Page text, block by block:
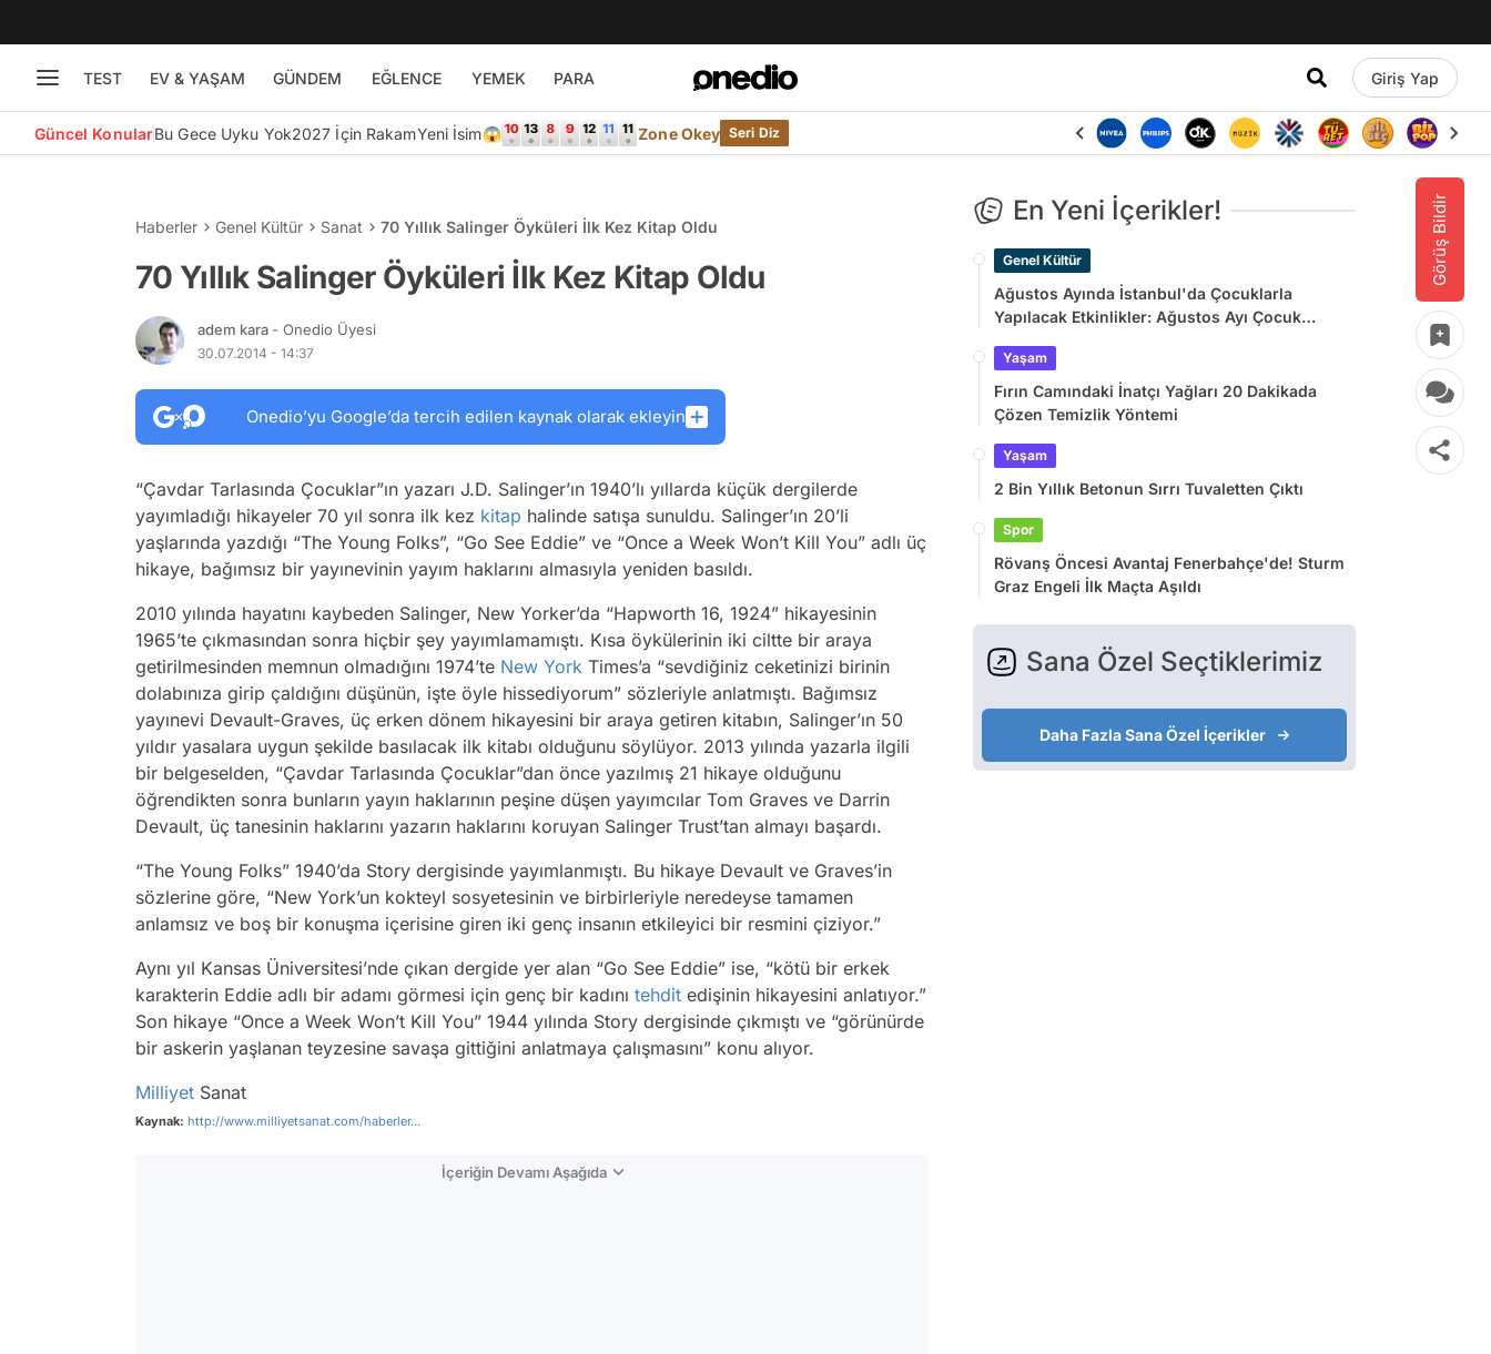
TEST EV & YAŞAM GÜNDEM EĞLENCE YEMEK PARA Giriş Yap
Güncel KonularBu Gece Uyku Yok2027 İçin RakamYeni İsim😱 Zone Okey Seri Diz
Görüş Bildir
Haberler Genel Kültür Sanat 70 Yıllık Salinger Öyküleri İlk Kez Kitap Oldu
70 Yıllık Salinger Öyküleri İlk Kez Kitap Oldu
adem kara - Onedio Üyesi
30.07.2014 - 14:37
Onedio’yu Google’da tercih edilen kaynak olarak ekleyin
“Çavdar Tarlasında Çocuklar”ın yazarı J.D. Salinger’ın 1940’lı yıllarda küçük dergilerde
yayımladığı hikayeler 70 yıl sonra ilk kez kitap halinde satışa sunuldu. Salinger’ın 20’li
yaşlarında yazdığı “The Young Folks”, “Go See Eddie” ve “Once a Week Won’t Kill You” adlı üç
hikaye, bağımsız bir yayınevinin yayım haklarını almasıyla yeniden basıldı.
2010 yılında hayatını kaybeden Salinger, New Yorker’da “Hapworth 16, 1924” hikayesinin
1965’te çıkmasından sonra hiçbir şey yayımlamamıştı. Kısa öykülerinin iki ciltte bir araya
getirilmesinden memnun olmadığını 1974’te New York Times’a “sevdiğiniz ceketinizi birinin
dolabınıza girip çaldığını düşünün, işte öyle hissediyorum” sözleriyle anlatmıştı. Bağımsız
yayınevi Devault-Graves, üç erken dönem hikayesini bir araya getiren kitabın, Salinger’ın 50
yıldır yasalara uygun şekilde basılacak ilk kitabı olduğunu söylüyor. 2013 yılında yazarla ilgili
bir belgeselden, “Çavdar Tarlasında Çocuklar”dan önce yazılmış 21 hikaye olduğunu
öğrendikten sonra bunların yayın haklarının peşine düşen yayımcılar Tom Graves ve Darrin
Devault, üç tanesinin haklarını yazarın haklarını koruyan Salinger Trust’tan almayı başardı.
“The Young Folks” 1940’da Story dergisinde yayımlanmıştı. Bu hikaye Devault ve Graves’in
sözlerine göre, “New York’un kokteyl sosyetesinin ve birbirleriyle neredeyse tamamen
anlamsız ve boş bir konuşma içerisine giren iki genç insanın etkileyici bir resmini çiziyor.”
Aynı yıl Kansas Üniversitesi’nde çıkan dergide yer alan “Go See Eddie” ise, “kötü bir erkek
karakterin Eddie adlı bir adamı görmesi için genç bir kadını tehdit edişinin hikayesini anlatıyor.”
Son hikaye “Once a Week Won’t Kill You” 1944 yılında Story dergisinde çıkmıştı ve “görünürde
bir askerin yaşlanan teyzesine savaşa gittiğini anlatmaya çalışmasını” konu alıyor.
Milliyet Sanat
Kaynak: http://www.milliyetsanat.com/haberler...
İçeriğin Devamı Aşağıda
En Yeni İçerikler!
Genel Kültür
Ağustos Ayında İstanbul'da Çocuklarla
Yapılacak Etkinlikler: Ağustos Ayı Çocuk
Yaşam
Fırın Camındaki İnatçı Yağları 20 Dakikada
Çözen Temizlik Yöntemi
Yaşam
2 Bin Yıllık Betonun Sırrı Tuvaletten Çıktı
Spor
Rövanş Öncesi Avantaj Fenerbahçe'de! Sturm
Graz Engeli İlk Maçta Aşıldı
Sana Özel Seçtiklerimiz
Daha Fazla Sana Özel İçerikler